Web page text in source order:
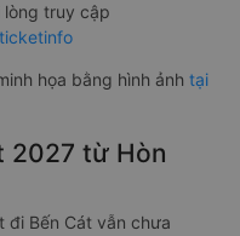
truy cập
họa bằng hình ảnh tại
2027 từ Hòn
đi Bến Cát vẫn chưa